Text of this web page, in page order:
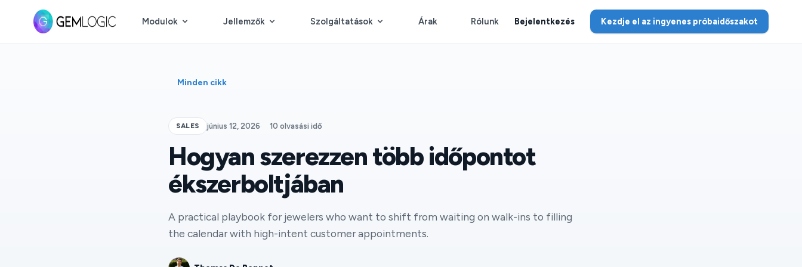
Modulok Jellemzők Szolgáltatások Árak Rólunk Bejelentkezés Kezdje el az ingyenes próbaidőszakot
Minden cikk
SALES június 12, 2026· 10 olvasási idő
Hogyan szerezzen több időpontot
ékszerboltjában
A practical playbook for jewelers who want to shift from waiting on walk-ins to filling
the calendar with high-intent customer appointments.